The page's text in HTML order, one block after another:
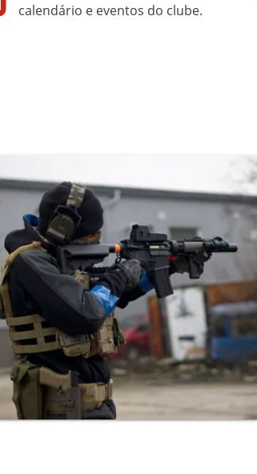
calendário e eventos do clube.